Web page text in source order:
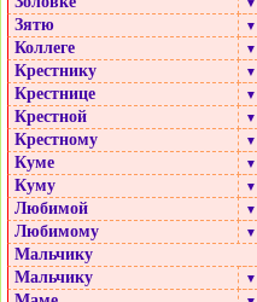
▼
Зятю ▼
Коллеге ▼
Крестнику ▼
Крестнице ▼
Крестной ▼
Крестному ▼
Куме ▼
Куму ▼
Любимой ▼
Любимому ▼
Мальчику
Мальчику
▼